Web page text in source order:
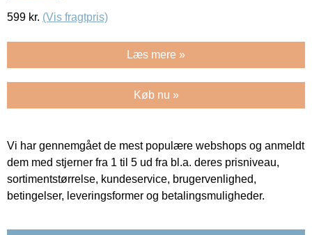
599 kr. (Vis fragtpris)
Læs mere »
Køb nu »
Vi har gennemgået de mest populære webshops og anmeldt
dem med stjerner fra 1 til 5 ud fra bl.a. deres prisniveau,
sortimentstørrelse, kundeservice, brugervenlighed,
betingelser, leveringsformer og betalingsmuligheder.